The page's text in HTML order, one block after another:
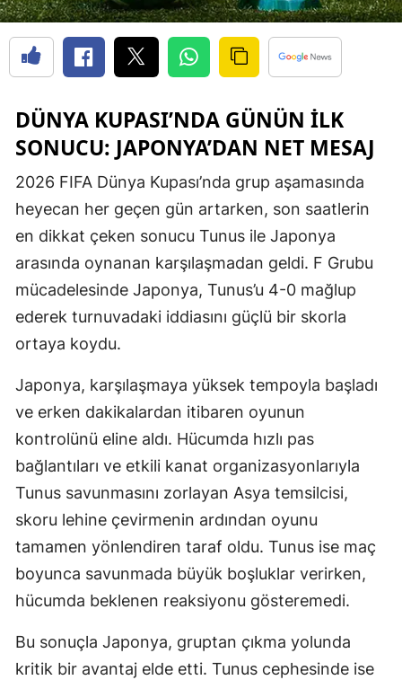
DÜNYA KUPASI’NDA GÜNÜN ILK
SONUCU: JAPONYA’DAN NET MESAJ
2026 FIFA Dünya Kupası’nda grup aşamasında
heyecan her geçen gün artarken, son saatlerin
en dikkat çeken sonucu Tunus ile Japonya
arasında oynanan karşılaşmadan geldi. F Grubu
mücadelesinde Japonya, Tunus’u 4-0 mağlup
ederek turnuvadaki iddiasını güçlü bir skorla
ortaya koydu.
Japonya, karşılaşmaya yüksek tempoyla başladı
ve erken dakikalardan itibaren oyunun
kontrolünü eline aldı. Hücumda hızlı pas
bağlantıları ve etkili kanat organizasyonlarıyla
Tunus savunmasını zorlayan Asya temsilcisi,
skoru lehine çevirmenin ardından oyunu
tamamen yönlendiren taraf oldu. Tunus ise maç
boyunca savunmada büyük boşluklar verirken,
hücumda beklenen reaksiyonu gösteremedi.
Bu sonuçla Japonya, gruptan çıkma yolunda
kritik bir avantaj elde etti. Tunus cephesinde ise